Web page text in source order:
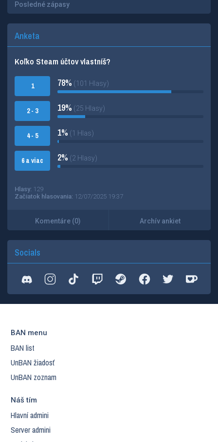
Posledné zápasy
Anketa
Koľko Steam účtov vlastníš?
1
2 - 3
4 - 5
6 a viac
78% (101 Hlasy)
19% (25 Hlasy)
1% (1 Hlas)
2% (2 Hlasy)
Hlasy: 129
Začiatok hlasovania: 12/07/2025 19:37
Komentáre (0) Archív ankiet
Socials
BAN menu
BAN list
UnBAN žiadosť
UnBAN zoznam
Náš tím
Hlavní admini
Server admini